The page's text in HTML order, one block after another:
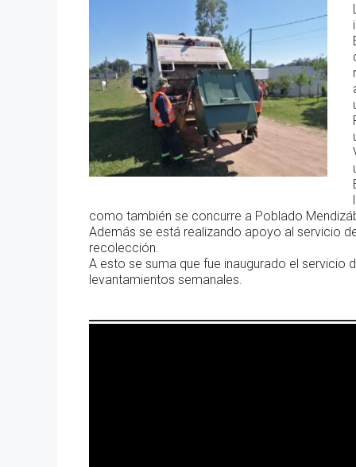
como también se concurre a Poblado
Además se está realizando apoyo al servicio
recolección.
A esto se suma que fue inaugurado el servicio
levantamientos semanales.